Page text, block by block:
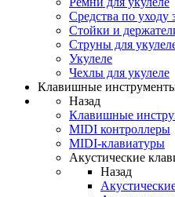
Средства по уходу
Стойки и
Струны для
Укулеле
Чехлы для укулеле
Клавишные
Назад
Клавишные
MIDI контроллеры
MIDI-клавиатуры
Акустические
Назад